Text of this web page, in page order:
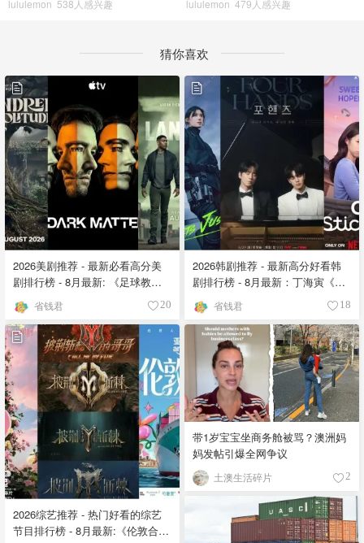
lululemon 538人感兴趣 lululemon 479人感兴趣
猜你喜欢
2026美剧推荐 - 最新必看高分美
剧排行榜 - 8月最新: 《​​足球教练
》第四季回归！
省钱君 20
2026韩剧推荐 - 最新高分好看韩
剧排行榜 - 8月最新：丁海寅《我
的荒糖恋爱 》上线❣️
省钱君 18
2026综艺推荐 - 热门好看的综艺
节目排行榜 - 8月最新:《​​伦敦合伙
带1岁宝宝坐商务舱被骂？澳洲妈
妈发帖引爆全网争议
土澳生活碎片 2